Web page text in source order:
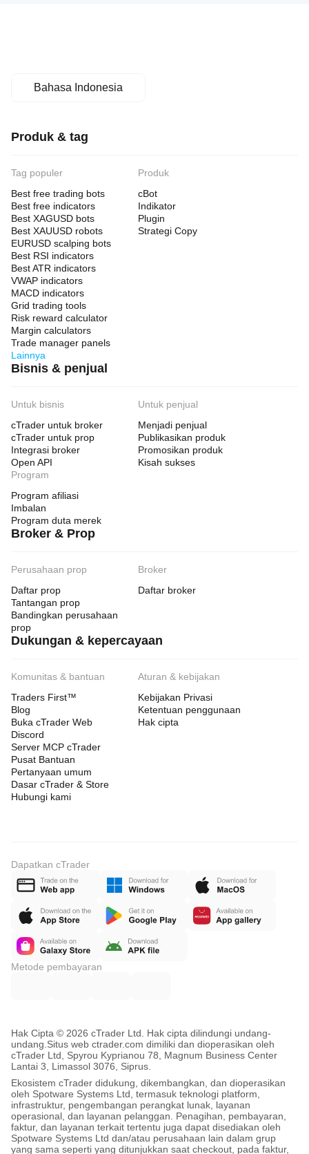
Bahasa Indonesia
Produk & tag
Tag populer
Best free trading bots
Best free indicators
Best XAGUSD bots
Best XAUUSD robots
EURUSD scalping bots
Best RSI indicators
Best ATR indicators
VWAP indicators
MACD indicators
Grid trading tools
Risk reward calculator
Margin calculators
Trade manager panels
Lainnya
Produk
cBot
Indikator
Plugin
Strategi Copy
Bisnis & penjual
Untuk bisnis
cTrader untuk broker
cTrader untuk prop
Integrasi broker
Open API
Untuk penjual
Menjadi penjual
Publikasikan produk
Promosikan produk
Kisah sukses
Program
Program afiliasi
Imbalan
Program duta merek
Broker & Prop
Perusahaan prop
Daftar prop
Tantangan prop
Bandingkan perusahaan
prop
Broker
Daftar broker
Dukungan & kepercayaan
Komunitas & bantuan
Traders First™
Blog
Buka cTrader Web
Discord
Server MCP cTrader
Pusat Bantuan
Pertanyaan umum
Dasar cTrader & Store
Hubungi kami
Aturan & kebijakan
Kebijakan Privasi
Ketentuan penggunaan
Hak cipta
Dapatkan cTrader
Metode pembayaran
Hak Cipta © 2026 cTrader Ltd. Hak cipta dilindungi undang-
undang. Situs web ctrader.com dimiliki dan dioperasikan oleh
cTrader Ltd, Spyrou Kyprianou 78, Magnum Business Center
Lantai 3, Limassol 3076, Siprus.
Ekosistem cTrader didukung, dikembangkan, dan dioperasikan
oleh Spotware Systems Ltd, termasuk teknologi platform,
infrastruktur, pengembangan perangkat lunak, layanan
operasional, dan layanan pelanggan. Penagihan, pembayaran,
faktur, dan layanan terkait tertentu juga dapat disediakan oleh
Spotware Systems Ltd dan/atau perusahaan lain dalam grup
yang sama seperti yang ditunjukkan saat checkout, pada faktur,